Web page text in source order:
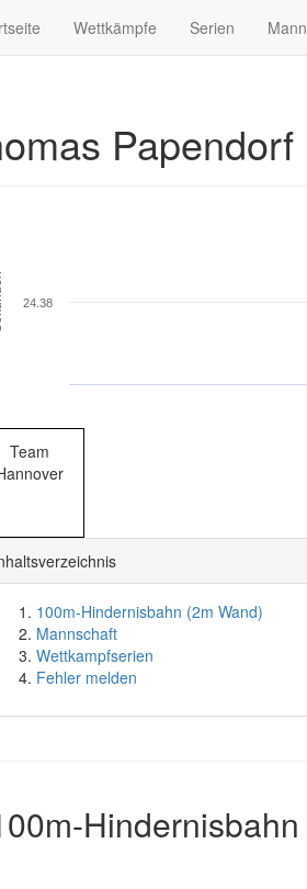
Wettkämpfe Serien
Papendorf
24.38
Team
100m-Hindernisbahn (2m Wand)
Mannschaft
Wettkampfserien
Fehler melden